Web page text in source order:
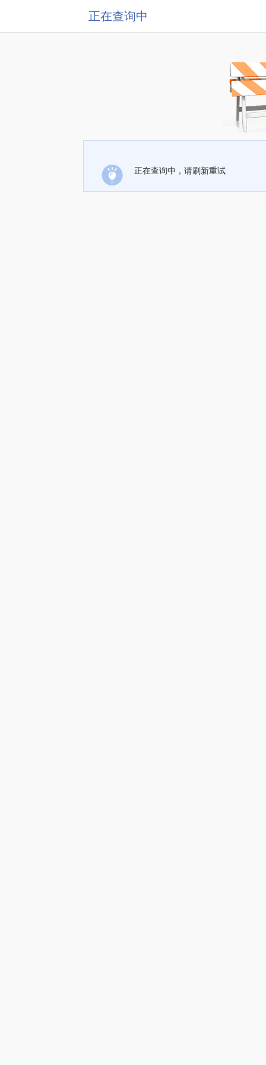
正在查询中
正在查询中，请刷新重试